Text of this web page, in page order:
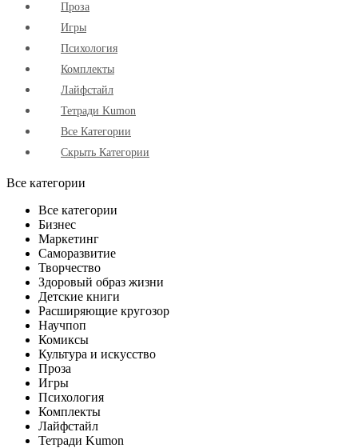
Проза
Игры
Психология
Комплекты
Лайфстайл
Тетради Kumon
Все Категории
Скрыть Категории
Все категории
Все категории
Бизнес
Маркетинг
Саморазвитие
Творчество
Здоровый образ жизни
Детские книги
Расширяющие кругозор
Научпоп
Комиксы
Культура и искусство
Проза
Игры
Психология
Комплекты
Лайфстайл
Тетради Kumon